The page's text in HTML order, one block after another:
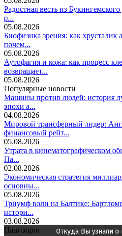
Радостная весть из
р...
05.08.2026
Биофизика зрения: как хрусталик
почем...
05.08.2026
Аутофагия и кожа: как процесс
возвращает...
05.08.2026
Популярные новости
Машины против людей: история
эпохи а...
04.08.2026
Мировой трансферный лидер:
финансовый рейт...
05.08.2026
Утрата в кинематографическом
Па...
02.08.2026
Экономическая стратегия
основны...
05.08.2026
Триумф воли на Балтике:
истори...
03.08.2026
Наш опрос
Откуда Вы узнали о